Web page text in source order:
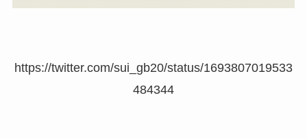
https://twitter.com/sui_gb20/status/1693807019533
484344